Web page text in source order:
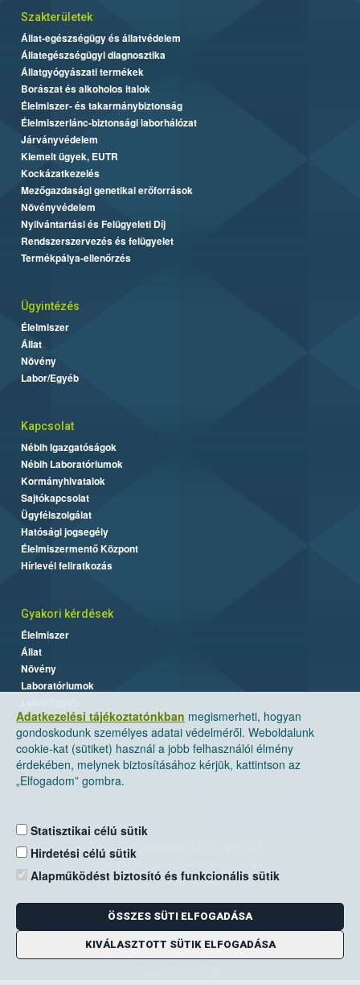
Adatkezelési tájékoztatónkban megismerheti, hogyan
gondoskodunk személyes adatai védelméről. Weboldalunk
cookie-kat (sütiket) használ a jobb felhasználói élmény
érdekében, melynek biztosításához kérjük, kattintson az
„Elfogadom” gombra.
Statisztikai célú sütik
Hirdetési célú sütik
Alapműködést biztosító és funkcionális sütik
ÖSSZES SÜTI ELFOGADÁSA
KIVÁLASZTOTT SÜTIK ELFOGADÁSA
Szakterületek
Állat-egészségügy és állatvédelem
Állategészségügyi diagnosztika
Állatgyógyászati termékek
Borászat és alkoholos italok
Élelmiszer- és takarmánybiztonság
Élelmiszerlánc-biztonsági laborhálózat
Járványvédelem
Kiemelt ügyek, EUTR
Kockázatkezelés
Mezőgazdasági genetikai erőforrások
Növényvédelem
Nyilvántartási és Felügyeleti Díj
Rendszerszervezés és felügyelet
Termékpálya-ellenőrzés
Ügyintézés
Élelmiszer
Állat
Növény
Labor/Egyéb
Kapcsolat
Nébih Igazgatóságok
Nébih Laboratóriumok
Kormányhivatalok
Sajtókapcsolat
Ügyfélszolgálat
Hatósági jogsegély
Élelmiszermentő Központ
Hírlevél feliratkozás
Gyakori kérdések
Élelmiszer
Állat
Növény
Laboratóriumok
Nemzeti Élelmiszerlánc-biztonsági Hivatal
Levelezési cím: 1525 Budapest. Pf. 30.
E-mail:ugyfelszolgalat@nebih.gov.hu
Zöld szám: 06-80/263-244
Telefon: 06-1/ 336-9000